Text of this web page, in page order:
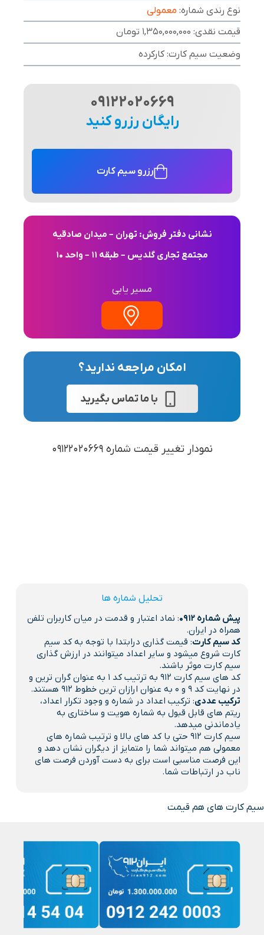
نوع رندی شماره: معمولی
قیمت نقدی: 1,350,000,000 تومان
وضعیت سیم کارت: کارکرده
09122020669
رایگان رزرو کنید
رزرو سیم کارت
نشانی دفتر فروش: تهران – میدان صادقیه
مجتمع تجاری گلدیس – طبقه 11 – واحد 10
مسیر یابی
امکان مراجعه ندارید؟
با ما تماس بگیرید
نمودار تغییر قیمت شماره 09122020669
تحلیل شماره ها
پیش شماره 0912
: نماد اعتبار و قدمت در میان کاربران تلفن
همراه در ایران.
کد سیم کارت: قیمت گذاری درابتدا با توجه به کد سیم
کارت شروع میشود و سایر اعداد میتوانند در ارزش گذاری
سیم کارت موثر باشند.
کد های سیم کارت 912 به ترتیب کد 1 به عنوان گران ترین و
در نهایت کد 9 و 0 به عنوان ارازان ترین خطوط 912 هستند.
ترکیب عددی: ترکیب اعداد در شماره و وجود تکرار اعداد،
ریتم های قابل قبول به شماره هویت و ساختاری به
یادماندنی میدهد.
سیم کارت 912 حتی با کد های بالا و ترتیب شماره های
معمولی هم میتواند شما را متمایز از دیگران نشان دهد و
این فرصت مناسبی است برای به دست آوردن فرصت های
ناب در ارتباطات شما.
سیم کارت های هم قیمت